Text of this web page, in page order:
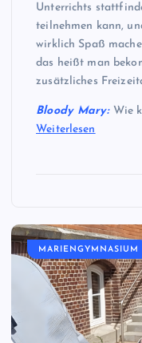
Unterrichts
teilnehmen kann,
wirklich Spaß
das heißt man
zusätzliches
Bloody Mary: Wie
Weiterlesen
MARIENGYMNASIUM